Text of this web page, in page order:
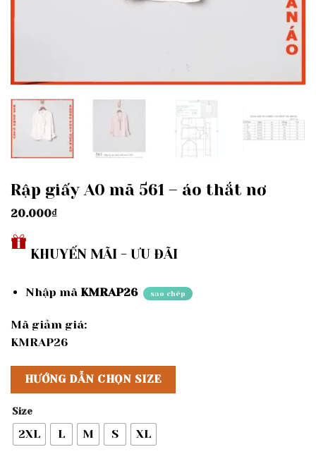
Rập giấy A0 mã 561 – áo thắt nơ
20.000₫
KHUYẾN MÃI - ƯU ĐÃI
Nhập mã KMRAP26 sao chép
Mã giảm giá:
KMRAP26
HƯỚNG DẪN CHỌN SIZE
Size
2XL L M S XL